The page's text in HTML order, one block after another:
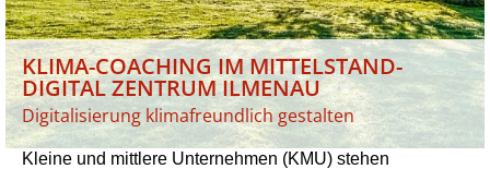
KLIMA-COACHING IM MITTELSTAND-
DIGITAL ZENTRUM ILMENAU
Digitalisierung klimafreundlich gestalten
Kleine und mittlere Unternehmen (KMU) stehen